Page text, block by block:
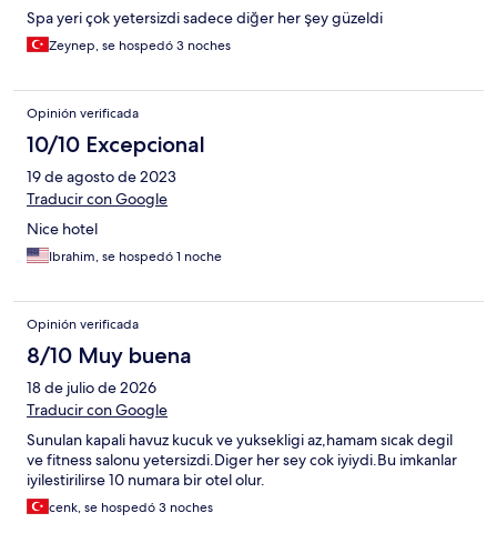
Spa yeri çok yetersizdi sadece diğer her şey güzeldi
Zeynep, se hospedó 3 noches
Opinión verificada
10/10 Excepcional
19 de agosto de 2023
Traducir con Google
Nice hotel
Ibrahim, se hospedó 1 noche
Opinión verificada
8/10 Muy buena
18 de julio de 2026
Traducir con Google
Sunulan kapali havuz kucuk ve yuksekligi az,hamam sıcak degil
ve fitness salonu yetersizdi.Diger her sey cok iyiydi.Bu imkanlar
iyilestirilirse 10 numara bir otel olur.
cenk, se hospedó 3 noches